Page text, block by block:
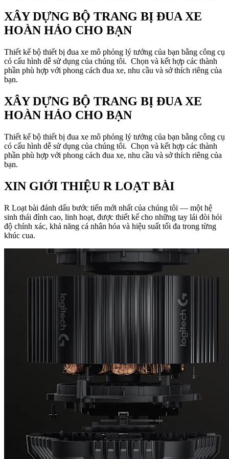
XÂY DỰNG BỘ TRANG BỊ ĐUA XE
HOÀN HẢO CHO BẠN
Thiết kế bộ thiết bị đua xe mô phỏng lý tưởng của bạn bằng công cụ
có cấu hình dễ sử dụng của chúng tôi. Chọn và kết hợp các thành
phần phù hợp với phong cách đua xe, nhu cầu và sở thích riêng của
bạn.
XÂY DỰNG BỘ TRANG BỊ ĐUA XE
HOÀN HẢO CHO BẠN
Thiết kế bộ thiết bị đua xe mô phỏng lý tưởng của bạn bằng công cụ
có cấu hình dễ sử dụng của chúng tôi. Chọn và kết hợp các thành
phần phù hợp với phong cách đua xe, nhu cầu và sở thích riêng của
bạn.
XIN GIỚI THIỆU R LOẠT BÀI
R Loạt bài đánh dấu bước tiến mới nhất của chúng tôi — một hệ
sinh thái đỉnh cao, linh hoạt, được thiết kế cho những tay lái đòi hỏi
độ chính xác, khả năng cá nhân hóa và hiệu suất tối đa trong từng
khúc cua.